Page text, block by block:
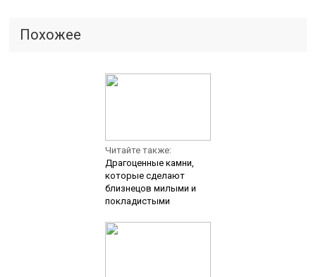
Похожее
Читайте также:
Драгоценные камни,
которые сделают
близнецов милыми и
покладистыми